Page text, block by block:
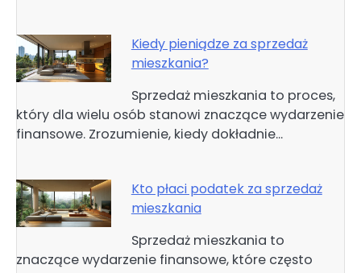
Kiedy pieniądze za sprzedaż
mieszkania?
Sprzedaż mieszkania to proces,
który dla wielu osób stanowi znaczące wydarzenie
finansowe. Zrozumienie, kiedy dokładnie…
Kto płaci podatek za sprzedaż
mieszkania
Sprzedaż mieszkania to
znaczące wydarzenie finansowe, które często